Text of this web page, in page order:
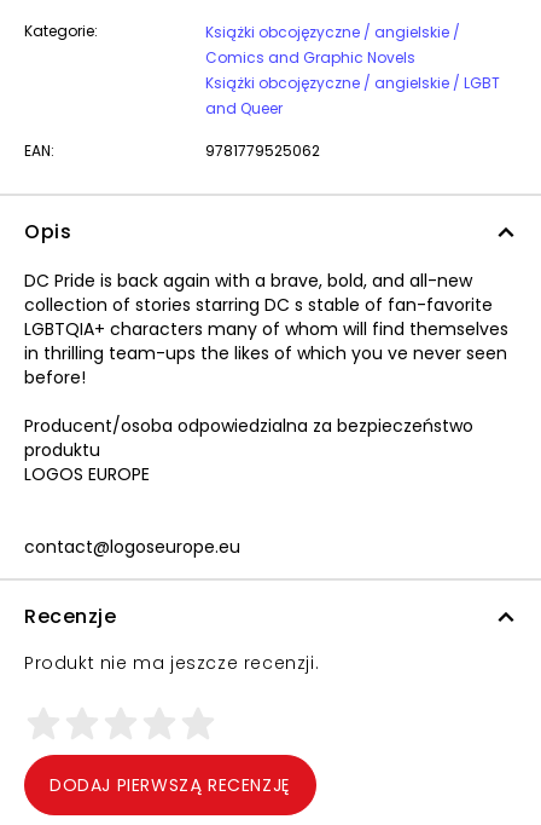
Kategorie:
Książki obcojęzyczne / angielskie /
Comics and Graphic Novels
Książki obcojęzyczne / angielskie / LGBT
and Queer
EAN: 9781779525062
Opis
DC Pride is back again with a brave, bold, and all-new
collection of stories starring DC s stable of fan-favorite
LGBTQIA+ characters many of whom will find themselves
in thrilling team-ups the likes of which you ve never seen
before!
Producent/osoba odpowiedzialna za bezpieczeństwo
produktu
LOGOS EUROPE
contact@logoseurope.eu
Recenzje
Produkt nie ma jeszcze recenzji.
DODAJ PIERWSZĄ RECENZJĘ